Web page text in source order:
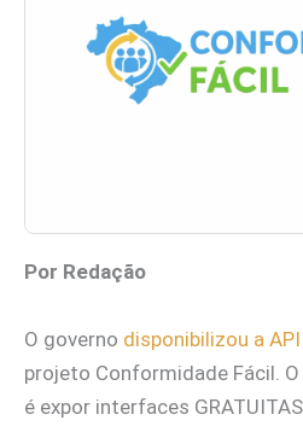
Por Redação
O governo disponibilizou a API
projeto Conformidade Fácil.
é expor interfaces